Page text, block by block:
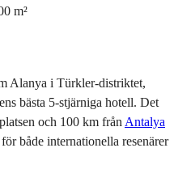
m²
Alanya i Türkler-distriktet,
bästa 5-stjärniga hotell. Det
och 100 km från Antalya
både internationella resenärer